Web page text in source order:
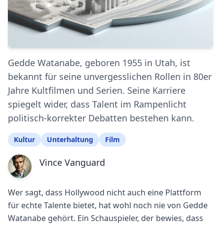
Gedde Watanabe, geboren 1955 in Utah, ist
bekannt für seine unvergesslichen Rollen in 80er
Jahre Kultfilmen und Serien. Seine Karriere
spiegelt wider, dass Talent im Rampenlicht
politisch-korrekter Debatten bestehen kann.
Kultur Unterhaltung Film
Vince Vanguard
Wer sagt, dass Hollywood nicht auch eine Plattform
für echte Talente bietet, hat wohl noch nie von Gedde
Watanabe gehört. Ein Schauspieler, der bewies, dass